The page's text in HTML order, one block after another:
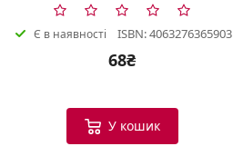
Є в наявності ISBN: 4063276365903
68₴
У кошик